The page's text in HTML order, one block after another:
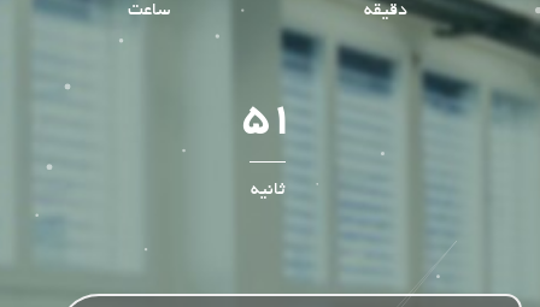
ساعت دقیقه
50
ثانیه